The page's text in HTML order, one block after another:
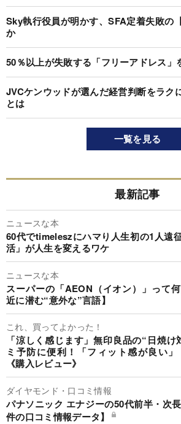
Sky執行役員が明かす、SFA定着失敗の
か
50％以上が失敗する「フリーアドレス」
JVCケンウッドが選んだ経営判断をラク
とは
一覧を見る
最新記事
ニュースな本
60代でtimeleszにハマり人生初の1人遠
活」が人生を変えるワケ
ニュースな本
スーパーの「AEON（イオン）」って
近に潜む“意外な”言語】
これ、買ってよかった！
「涼しく感じます」無印良品の“日焼
ミ予防に便利！「フィット感が良い」
《購入レビュー》
ダイヤモンド・口コミ情報
パナソニック エナジーの50代前半・次
件の口コミ情報データ】